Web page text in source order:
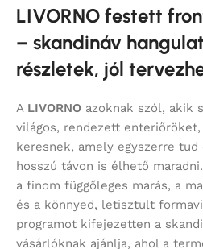
LIVORNO festett
– skandináv
részletek, jól
A LIVORNO azoknak szól, akik
világos, rendezett
keresnek, amely egyszerre
hosszú távon is élhető
a finom függőleges marás, a
és a könnyed, letisztult
programot kifejezetten a
vásárlóknak ajánlja, ahol a